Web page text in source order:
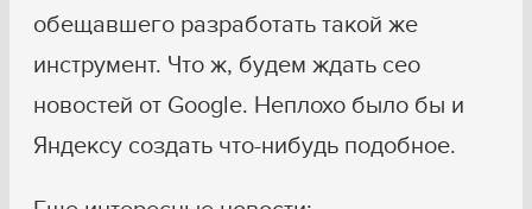
обещавшего разработать такой же
инструмент. Что ж, будем ждать сео
новостей от Google. Неплохо было бы и
Яндексу создать что-нибудь подобное.